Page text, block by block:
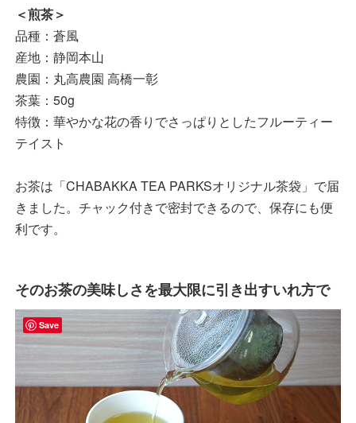
＜煎茶＞
品種：蒼風
産地：静岡本山
農園：丸高農園 高橋一彰
茶葉：50g
特徴：華やかな花の香りでさっぱりとしたフルーティー
テイスト
お茶は「CHABAKKA TEA PARKSオリジナル茶袋」で届
きました。チャック付きで密封できるので、保存にも便
利です。
そのお茶の美味しさを最大限に引き出すいれ方で
Save